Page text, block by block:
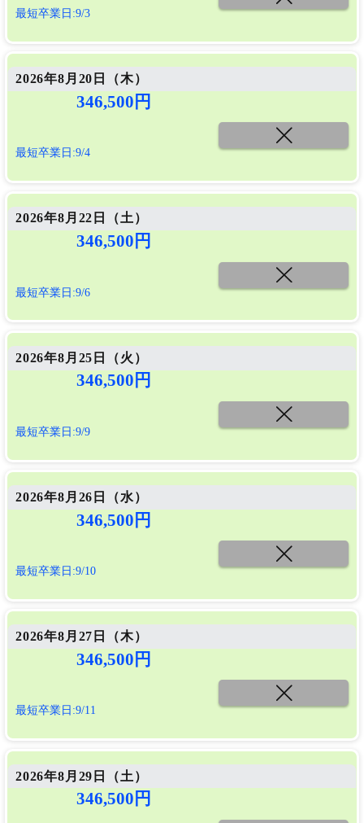
最短卒業日:9/3
2026年8月20日（木）
346,500円
最短卒業日:9/4
2026年8月22日（土）
346,500円
最短卒業日:9/6
2026年8月25日（火 ）
346,500円
最短卒業日:9/9
2026年8月26日（水）
346,500円
最短卒業日:9/10
2026年8月27日（木）
346,500円
最短卒業日:9/11
2026年8月29日（土 ）
346,500円